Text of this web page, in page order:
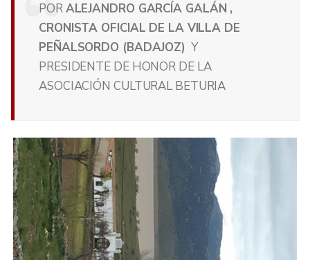
PORALEJANDRO GARCÍA GALÁN ,
CRONISTA OFICIAL DE LA VILLA DE
PEÑALSORDO (BADAJOZ) Y
PRESIDENTE DE HONOR DE LA
ASOCIACIÓN CULTURAL BETURIA